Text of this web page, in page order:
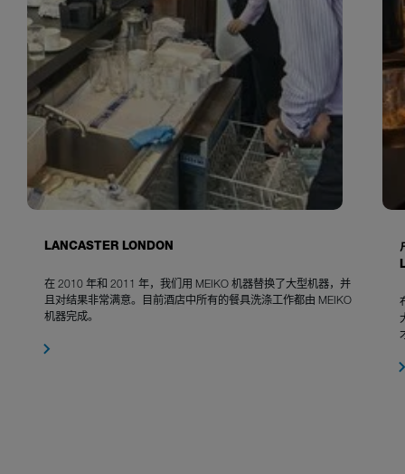
LANCASTER LONDON
在 2010 年和 2011 年，我们用 MEIKO 机器替换了大型机器，并
且对结果非常满意。目前酒店中所有的餐具洗涤工作都由 MEIKO
机器完成。